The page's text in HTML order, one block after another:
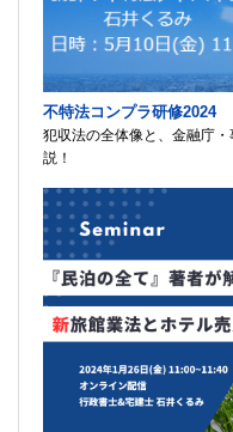
不特法コンプラ研修2024
犯収法の全体像と、金融庁
説！